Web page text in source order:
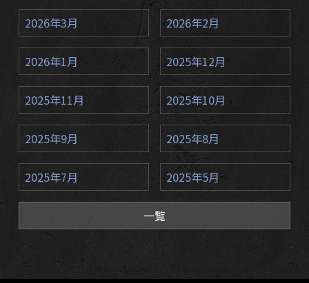
2026年3月 2026年2月
2026年1月 2025年12月
2025年11月 2025年10月
2025年9月 2025年8月
2025年7月 2025年5月
一覧